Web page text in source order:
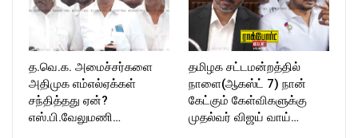
த.வெ.க. அமைச்சர்களை
அதிமுக எம்எல்ஏக்கள்
சந்தித்தது ஏன்?
எஸ்.பி.வேலுமணி…
தமிழக சட்டமன்றத்தில்
நாளை(ஆகஸ்ட் 7) நான்
கேட்கும் கேள்விகளுக்கு
முதல்வர் விஜய் வாய்…